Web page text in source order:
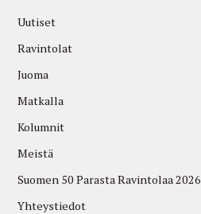
Uutiset
Ravintolat
Juoma
Matkalla
Kolumnit
Meistä
Suomen 50 Parasta Ravintolaa 2026
Yhteystiedot